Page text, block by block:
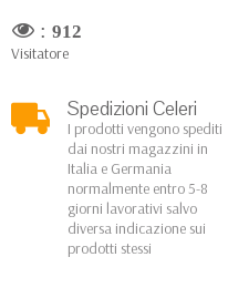
: 912
Visitatore
Spedizioni Celeri
I prodotti vengono spediti
dai nostri magazzini in
Italia e Germania
normalmente entro 5-8
giorni lavorativi salvo
diversa indicazione sui
prodotti stessi